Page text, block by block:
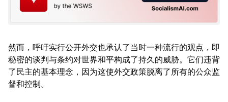
然而，呼吁实行公开外交也承认了当时一种流行的观点，即
秘密的谈判与条约对世界和平构成了持久的威胁。它们违背
了民主的基本理念，因为这使外交政策脱离了所有的公众监
督和控制。